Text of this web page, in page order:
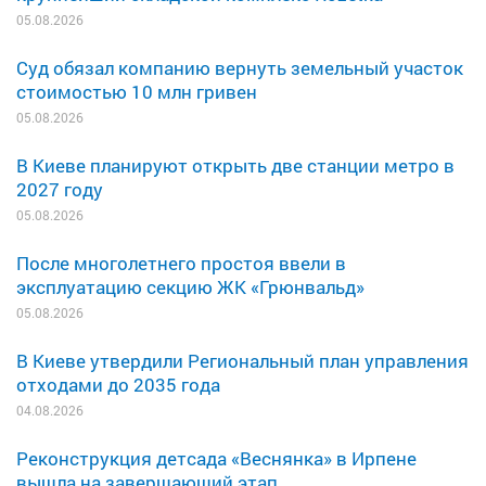
05.08.2026
Суд обязал компанию вернуть земельный участок
стоимостью 10 млн гривен
05.08.2026
В Киеве планируют открыть две станции метро в
2027 году
05.08.2026
После многолетнего простоя ввели в
эксплуатацию секцию ЖК «Грюнвальд»
05.08.2026
В Киеве утвердили Региональный план управления
отходами до 2035 года
04.08.2026
Реконструкция детсада «Веснянка» в Ирпене